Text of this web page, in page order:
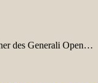
des Generali Open…